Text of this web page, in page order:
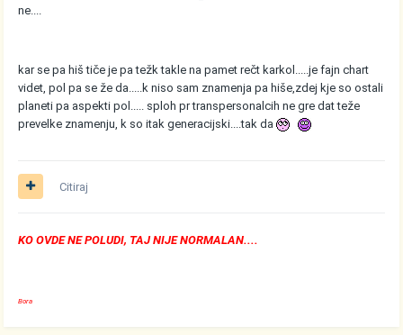
ne....
kar se pa hiš tiče je pa težk takle na pamet rečt karkol.....je fajn chart
videt, pol pa se že da.....k niso sam znamenja pa hiše,zdej kje so ostali
planeti pa aspekti pol..... sploh pr transpersonalcih ne gre dat teže
prevelke znamenju, k so itak generacijski....tak da
Citiraj
KO OVDE NE POLUDI, TAJ NIJE NORMALAN....
Bora